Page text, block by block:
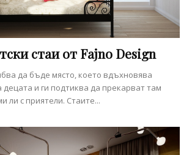
стаи от Fajno Design
да бъде място, което вдъхновява
децата и ги подтиква да прекарват там
ли с приятели. Стаите...